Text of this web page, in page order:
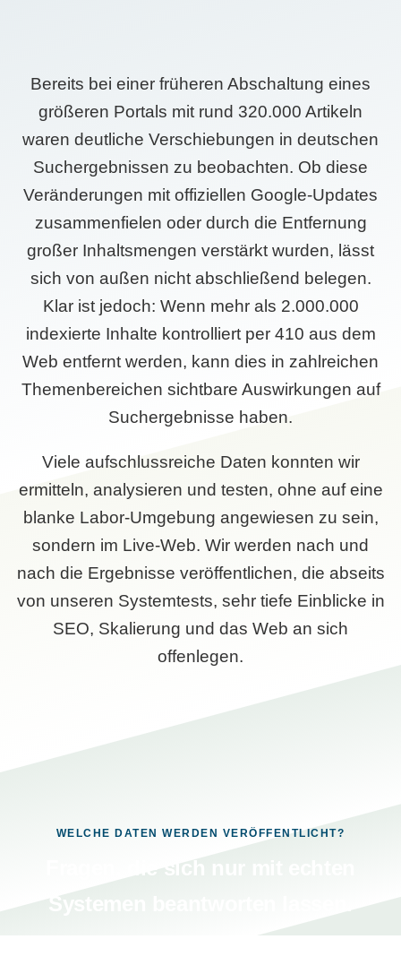
Bereits bei einer früheren Abschaltung eines
größeren Portals mit rund 320.000 Artikeln
waren deutliche Verschiebungen in deutschen
Suchergebnissen zu beobachten. Ob diese
Veränderungen mit offiziellen Google-Updates
zusammenfielen oder durch die Entfernung
großer Inhaltsmengen verstärkt wurden, lässt
sich von außen nicht abschließend belegen.
Klar ist jedoch: Wenn mehr als 2.000.000
indexierte Inhalte kontrolliert per 410 aus dem
Web entfernt werden, kann dies in zahlreichen
Themenbereichen sichtbare Auswirkungen auf
Suchergebnisse haben.
Viele aufschlussreiche Daten konnten wir
ermitteln, analysieren und testen, ohne auf eine
blanke Labor-Umgebung angewiesen zu sein,
sondern im Live-Web. Wir werden nach und
nach die Ergebnisse veröffentlichen, die abseits
von unseren Systemtests, sehr tiefe Einblicke in
SEO, Skalierung und das Web an sich
offenlegen.
WELCHE DATEN WERDEN VERÖFFENTLICHT?